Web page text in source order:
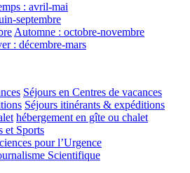
: avril-mai
septembre
Automne : octobre-novembre
: décembre-mars
Séjours en Centres de vacances
Séjours itinérants & expéditions
hébergement en gîte ou chalet
et Sports
pour l’Urgence
Scientifique